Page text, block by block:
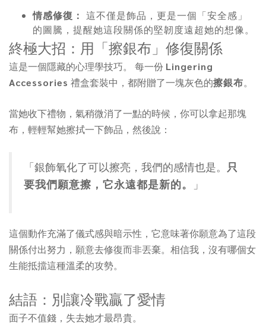
情感修復： 這不僅是飾品，更是一個「安全感」
的圖騰，提醒她這段關係的堅韌度遠超她的想像。
終極大招：用「擦銀布」修復關係
這是一個隱藏的心理學技巧。 每一份 Lingering
Accessories 禮盒套裝中，都附贈了一塊灰色的擦銀布。
當她收下禮物，氣稍微消了一點的時候，你可以拿起那塊
布，輕輕幫她擦拭一下飾品，然後說：
「銀飾氧化了可以擦亮，我們的感情也是。
只
要我們願意擦，它永遠都是新的。
」
這個動作充滿了儀式感與暗示性，它意味著你願意為了這段
關係付出努力，願意去修復而非丟棄。相信我，沒有哪個女
生能抵擋這種溫柔的攻勢。
結語：別讓冷戰贏了愛情
面子不值錢，失去她才最昂貴。